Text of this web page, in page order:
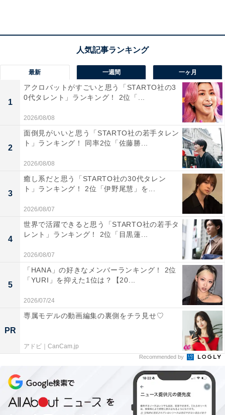
県）、「タキシード仮面は、顔面が良くないと絶対に白
くらいの顔面偏差値が高くないと厳しい」（30代女性／
東京都）といったコメントが挙がりました。
1位：目黒蓮
最新 一週間 一ヶ月
1
アクロバットがすごいと思う「STARTO社の3
0代タレント」ランキング！ 2位「...
2026/08/08
2
面倒見がいいと思う「STARTO社の若手タレン
ト」ランキング！ 同率2位「佐藤勝...
2026/08/08
3
癒し系だと思う「STARTO社の30代タレン
ト」ランキング！ 2位「伊野尾慧」を...
2026/08/07
4
世界で活躍できると思う「STARTO社の若手タ
レント」ランキング！ 2位「目黒蓮...
2026/08/07
5
「HANA」の好きなメンバーランキング！ 2位
「YURI」を抑えた1位は？【20...
2026/07/24
PR
専属モデルの動画編集の裏側をチラ見せ♡
アドビ｜CanCam.jp
Recommended by